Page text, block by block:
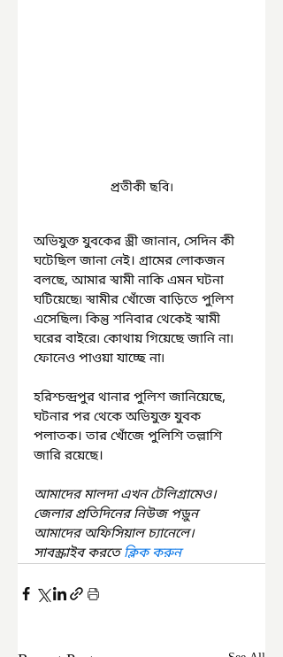
প্রতীকী ছবি।
অভিযুক্ত যুবকের স্ত্রী জানান, সেদিন কী
ঘটেছিল জানা নেই। গ্রামের লোকজন
বলছে, আমার স্বামী নাকি এমন ঘটনা
ঘটিয়েছে৷ স্বামীর খোঁজে বাড়িতে পুলিশ
এসেছিল৷ কিন্তু শনিবার থেকেই স্বামী
ঘরের বাইরে৷ কোথায় গিয়েছে জানি না৷
ফোনেও পাওয়া যাচ্ছে না৷
হরিশ্চন্দ্রপুর থানার পুলিশ জানিয়েছে,
ঘটনার পর থেকে অভিযুক্ত যুবক
পলাতক। তার খোঁজে পুলিশি তল্লাশি
জারি রয়েছে।
আমাদের মালদা এখন টেলিগ্রামেও।
জেলার প্রতিদিনের নিউজ পড়ুন
আমাদের অফিসিয়াল চ্যানেলে।
সাবস্ক্রাইব করতে ক্লিক করুন